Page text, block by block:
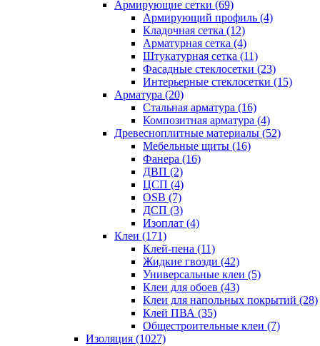
Армирующие сетки (69)
Армирующий профиль (4)
Кладочная сетка (12)
Арматурная сетка (4)
Штукатурная сетка (11)
Фасадные стеклосетки (23)
Интерьерные стеклосетки (15)
Арматура (20)
Стальная арматура (16)
Композитная арматура (4)
Древесноплитные материалы (52)
Мебельные щиты (16)
Фанера (16)
ДВП (2)
ЦСП (4)
OSB (7)
ДСП (3)
Изоплат (4)
Клеи (171)
Клей-пена (11)
Жидкие гвозди (42)
Универсальные клеи (5)
Клеи для обоев (43)
Клеи для напольных покрытий (28)
Клей ПВА (35)
Общестроительные клеи (7)
Изоляция (1027)